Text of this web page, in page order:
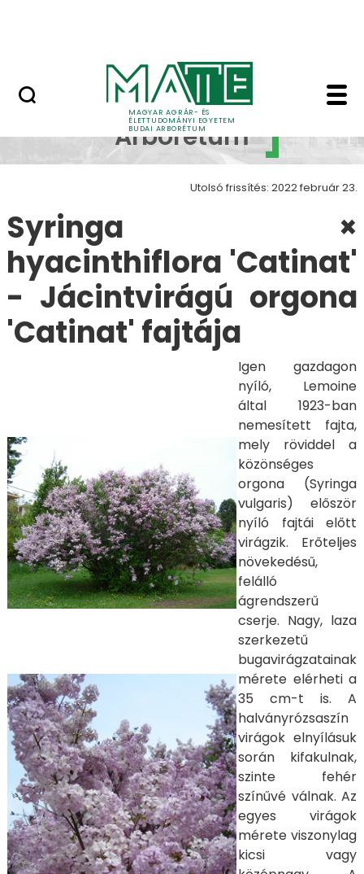
MAGYAR AGRÁR- ÉS
ÉLETTUDOMÁNYI EGYETEM
BUDAI ARBORÉTUM
Syringa ×Budai
Arborétum
Utolsó frissítés: 2022 február 23.
Syringa ×
hyacinthiflora 'Catinat'
- Jácintvirágú orgona
'Catinat' fajtája
Igen gazdagon
nyíló, Lemoine
által 1923-ban
nemesített fajta,
mely röviddel a
közönséges
orgona (Syringa
vulgaris) először
nyíló fajtái előtt
virágzik. Erőteljes
növekedésű,
felálló
ágrendszerű
cserje. Nagy, laza
szerkezetű
bugavirágzatainak
mérete elérheti a
35 cm-t is. A
halványrózsaszín
virágok elnyílásuk
során kifakulnak,
szinte fehér
színűvé válnak. Az
egyes virágok
mérete viszonylag
kicsi vagy